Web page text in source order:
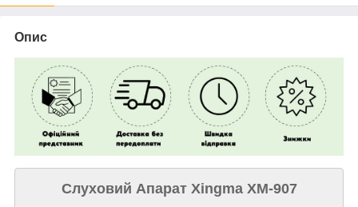
Опис
Слуховий Апарат Xingma XM-907